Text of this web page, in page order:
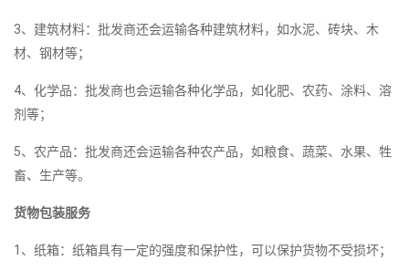
3、建筑材料：批发商还会运输各种建筑材料，如水泥、砖块、木
材、钢材等；
4、化学品：批发商也会运输各种化学品，如化肥、农药、涂料、溶
剂等；
5、农产品：批发商还会运输各种农产品，如粮食、蔬菜、水果、牲
畜、生产等。
货物包装服务
1、纸箱：纸箱具有一定的强度和保护性，可以保护货物不受损坏；